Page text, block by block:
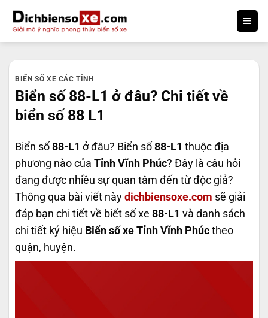
qua
nội
BIỂN SỐ XE CÁC TỈNH
Biển số 88-L1 ở đâu? Chi tiết về
biển số 88 L1
Biển số 88-L1 ở đâu? Biển số 88-L1 thuộc địa
phương nào của Tỉnh Vĩnh Phúc? Đây là câu hỏi
đang được nhiều sự quan tâm đến từ độc giả?
Thông qua bài viết này dichbiensoxe.com sẽ giải
đáp bạn chi tiết về biết số xe 88-L1 và danh sách
chi tiết ký hiệu Biển số xe Tỉnh Vĩnh Phúc theo
quận, huyện.